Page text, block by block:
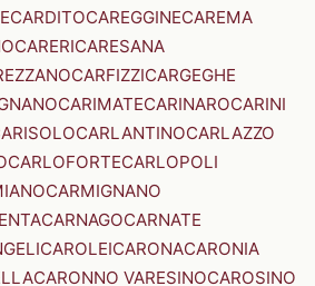
CARDITOCAREGGINECAREMA
CARERICARESANA
CARFIZZICARGEGHE
CARIMATECARINAROCARINI
CARLANTINOCARLAZZO
CARLOFORTECARLOPOLI
CARMIGNANO
CARNAGOCARNATE
CAROLEICARONACARONIA
CARONNO VARESINOCAROSINO